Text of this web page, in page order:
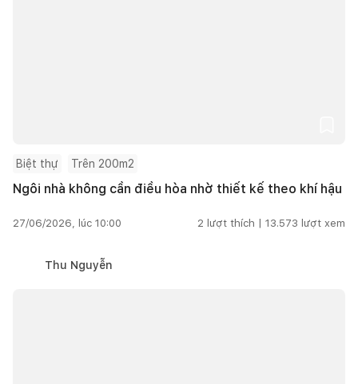
Biệt thự Trên 200m2
Ngôi nhà không cần điều hòa nhờ thiết kế theo khí hậu
27/06/2026, lúc 10:00 2 lượt thích | 13.573 lượt xem
Thu Nguyễn